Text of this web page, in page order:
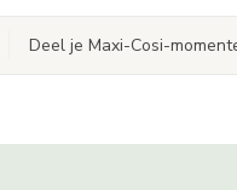
Deel je Maxi-Cosi-